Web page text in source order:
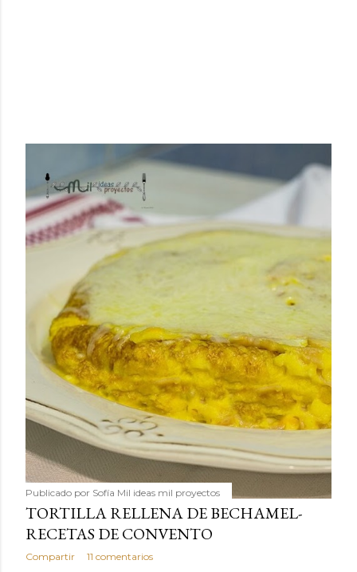
Publicado por Sofía Mil ideas mil proyectos
TORTILLA RELLENA DE BECHAMEL-
RECETAS DE CONVENTO
Compartir 11 comentarios